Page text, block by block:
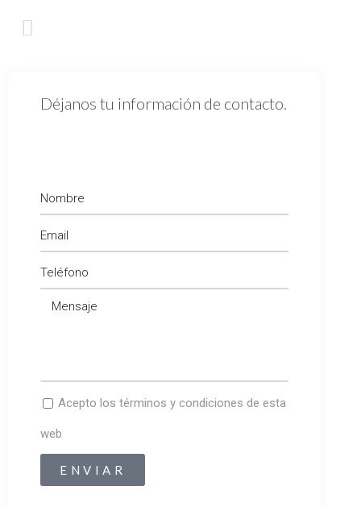
Déjanos tu información de contacto.
Acepto los términos y condiciones de esta
web
ENVIAR